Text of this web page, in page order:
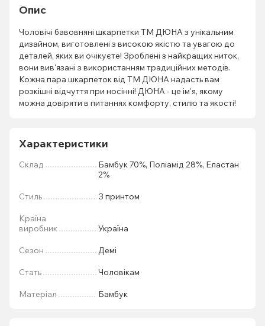
Опис
Чоловічі бавовняні шкарпетки ТМ ДЮНА з унікальним
дизайном, виготовлені з високою якістю та увагою до
деталей, яких ви очікуєте! Зроблені з найкращих ниток,
вони вив'язані з використанням традиційних методів.
Кожна пара шкарпеток від ТМ ДЮНА надасть вам
розкішні відчуття при носінні! ДЮНА - це ім'я, якому
можна довіряти в питаннях комфорту, стилю та якості!
Характеристики
Склад
Бамбук 70%, Поліамід 28%, Еластан
2%
Стиль З принтом
Країна
виробник
Україна
Сезон Демі
Стать Чоловікам
Матеріал Бамбук